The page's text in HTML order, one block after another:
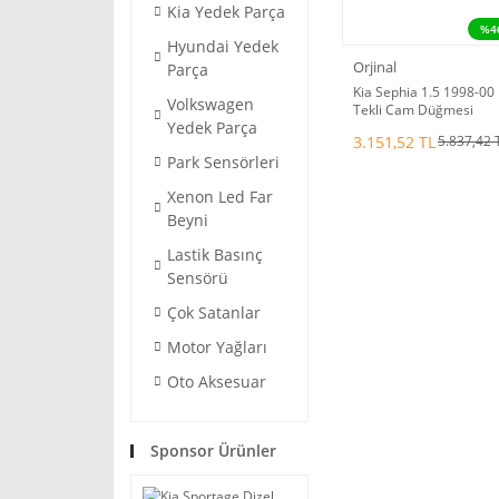
Kia Yedek Parça
Hyundai Yedek
Parça
Volkswagen
Yedek Parça
Park Sensörleri
Xenon Led Far
Beyni
Lastik Basınç
Sensörü
Çok Satanlar
Motor Yağları
Oto Aksesuar
Sponsor Ürünler
Orjinal
Kia Sephia 1.5 1998-00
Tekli Cam Düğmesi
3.151,52 TL5.837,42